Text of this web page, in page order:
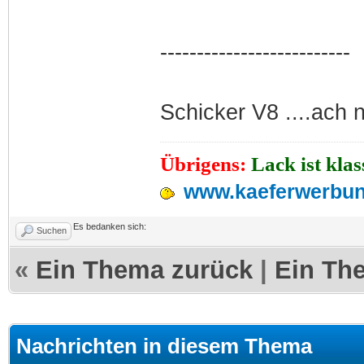
--------------------------
Schicker V8 ....ach
Übrigens: Lack ist
Suchen Es bedanken sich:
« Ein Thema zurück Ein
Nachrichten in diesem Thema